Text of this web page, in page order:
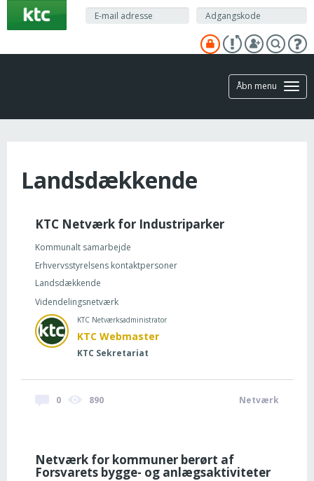
hovedindhold
Åbn menu
Landsdækkende
KTC Netværk for Industriparker
Kommunalt samarbejde
Erhvervsstyrelsens kontaktpersoner
Landsdækkende
Videndelingsnetværk
KTC Netværksadministrator
KTC Webmaster
KTC Sekretariat
0 890 Netværk
Netværk for kommuner berørt af
Forsvarets bygge- og anlægsaktiviteter